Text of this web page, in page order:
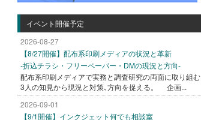
イベント開催予定
2026-08-27
【8/27開催】配布系印刷メディアの状況と革新
-折込チラシ・フリーペーパー・DMの現況と方向-
配布系印刷メディアで実務と調査研究の両面に取り組む
3人の知見から現況と対策､方向を捉える。 企画...
2026-09-01
【9/1開催】インクジェット何でも相談室